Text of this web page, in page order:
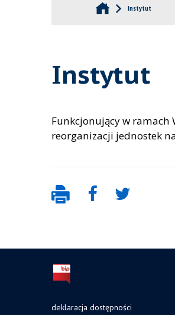
Instytut
Instytut
Funkcjonujący w ramach
reorganizacji jednostek
deklaracja dostępności